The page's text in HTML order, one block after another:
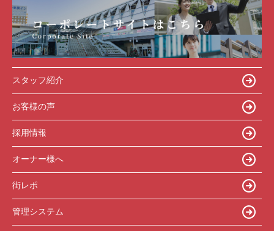
スタッフ紹介
お客様の声
採用情報
オーナー様へ
街レポ
管理システム